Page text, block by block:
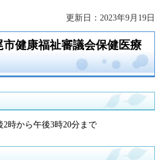
更新日：2023年9月19日
健康福祉審議会保健医療
時から午後3時20分まで